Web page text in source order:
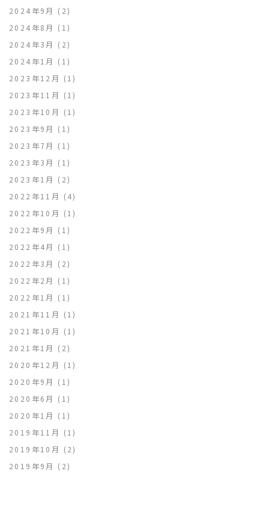
2024年9月
(2)
2024年8月
(1)
2024年3月
(2)
2024年1月
(1)
2023年12月
(1)
2023年11月
(1)
2023年10月
(1)
2023年9月
(1)
2023年7月
(1)
2023年3月
(1)
2023年1月
(2)
2022年11月
(4)
2022年10月
(1)
2022年9月
(1)
2022年4月
(1)
2022年3月
(2)
2022年2月
(1)
2022年1月
(1)
2021年11月
(1)
2021年10月
(1)
2021年1月
(2)
2020年12月
(1)
2020年9月
(1)
2020年6月
(1)
2020年1月
(1)
2019年11月
(1)
2019年10月
(2)
2019年9月
(2)